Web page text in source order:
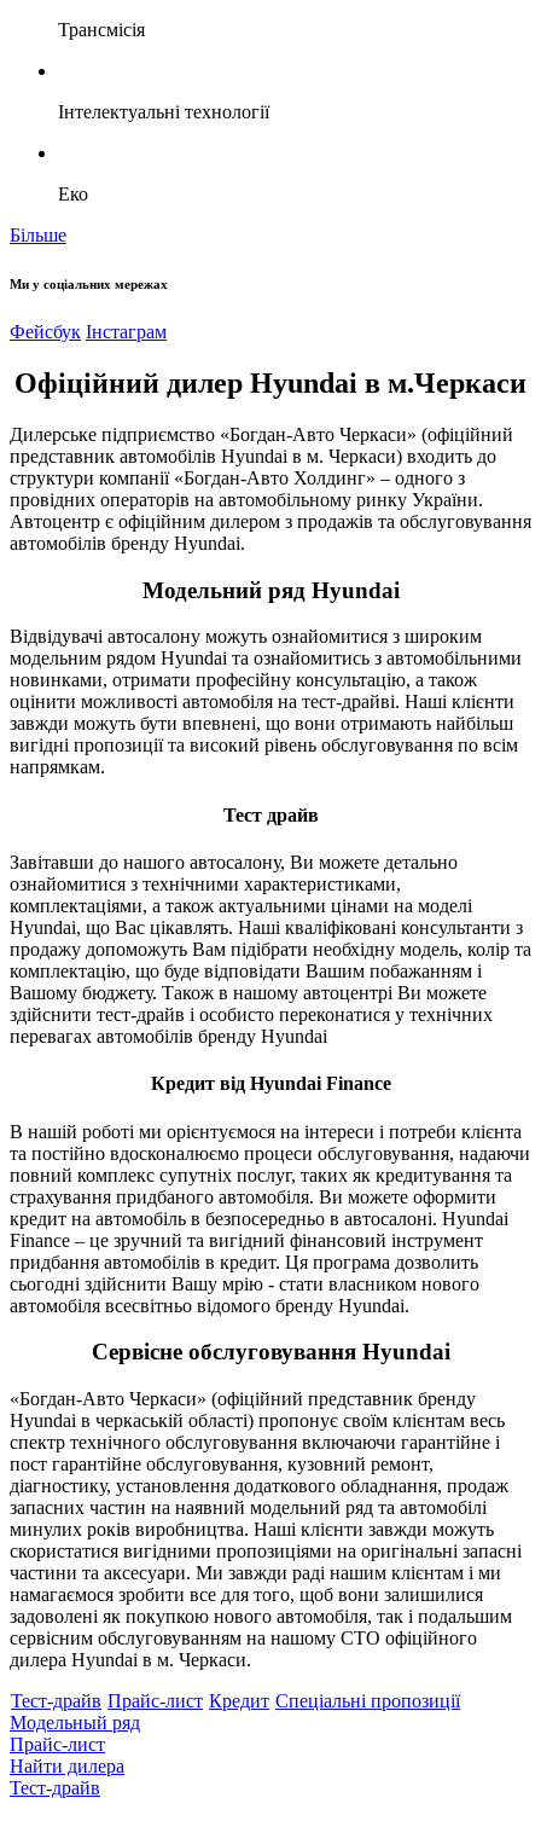
Трансмісія
Інтелектуальні технології
Еко
Більше
Ми у соціальних мережах
Фейсбук Інстаграм
Офіційний дилер Hyundai в м.Черкаси
Дилерське підприємство «Богдан-Авто Черкаси» (офіційний
представник автомобілів Hyundai в м. Черкаси) входить до
структури компанії «Богдан-Авто Холдинг» – одного з
провідних операторів на автомобільному ринку України.
Автоцентр є офіційним дилером з продажів та обслуговування
автомобілів бренду Hyundai.
Модельний ряд Hyundai
Відвідувачі автосалону можуть ознайомитися з широким
модельним рядом Hyundai та ознайомитись з автомобільними
новинками, отримати професійну консультацію, а також
оцінити можливості автомобіля на тест-драйві. Наші клієнти
завжди можуть бути впевнені, що вони отримають найбільш
вигідні пропозиції та високий рівень обслуговування по всім
напрямкам.
Тест драйв
Завітавши до нашого автосалону, Ви можете детально
ознайомитися з технічними характеристиками,
комплектаціями, а також актуальними цінами на моделі
Hyundai, що Вас цікавлять. Наші кваліфіковані консультанти з
продажу допоможуть Вам підібрати необхідну модель, колір та
комплектацію, що буде відповідати Вашим побажанням і
Вашому бюджету. Також в нашому автоцентрі Ви можете
здійснити тест-драйв і особисто переконатися у технічних
перевагах автомобілів бренду Hyundai
Кредит від Hyundai Finance
В нашій роботі ми орієнтуємося на інтереси і потреби клієнта
та постійно вдосконалюємо процеси обслуговування, надаючи
повний комплекс супутніх послуг, таких як кредитування та
страхування придбаного автомобіля. Ви можете оформити
кредит на автомобіль в безпосередньо в автосалоні. Hyundai
Finance – це зручний та вигідний фінансовий інструмент
придбання автомобілів в кредит. Ця програма дозволить
сьогодні здійснити Вашу мрію - стати власником нового
автомобіля всесвітньо відомого бренду Hyundai.
Сервісне обслуговування Hyundai
«Богдан-Авто Черкаси» (офіційний представник бренду
Hyundai в черкаській області) пропонує своїм клієнтам весь
спектр технічного обслуговування включаючи гарантійне і
пост гарантійне обслуговування, кузовний ремонт,
діагностику, установлення додаткового обладнання, продаж
запасних частин на наявний модельний ряд та автомобілі
минулих років виробництва. Наші клієнти завжди можуть
скористатися вигідними пропозиціями на оригінальні запасні
частини та аксесуари. Ми завжди раді нашим клієнтам і ми
намагаємося зробити все для того, щоб вони залишилися
задоволені як покупкою нового автомобіля, так і подальшим
сервісним обслуговуванням на нашому СТО офіційного
дилера Hyundai в м. Черкаси.
Тест-драйв Прайс-лист Кредит Спеціальні пропозиції
Модельный ряд
Прайс-лист
Найти дилера
Тест-драйв